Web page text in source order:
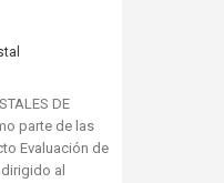
DE
parte de las
Evaluación de
al